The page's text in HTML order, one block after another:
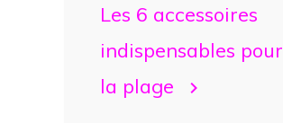
Les 6 accessoires
indispensables pour
la plage